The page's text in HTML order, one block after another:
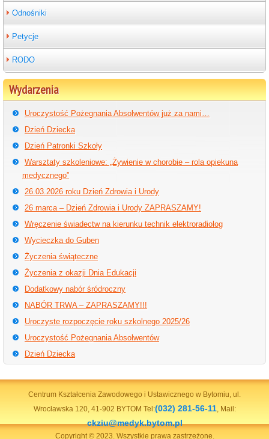
Odnośniki
Petycje
RODO
Wydarzenia
Uroczystość Pożegnania Absolwentów już za nami…
Dzień Dziecka
Dzień Patronki Szkoły
Warsztaty szkoleniowe: „Żywienie w chorobie – rola opiekuna
medycznego”
26.03.2026 roku Dzień Zdrowia i Urody
26 marca – Dzień Zdrowia i Urody ZAPRASZAMY!
Wręczenie świadectw na kierunku technik elektroradiolog
Wycieczka do Guben
Życzenia świąteczne
Życzenia z okazji Dnia Edukacji
Dodatkowy nabór śródroczny
NABÓR TRWA – ZAPRASZAMY!!!
Uroczyste rozpoczęcie roku szkolnego 2025/26
Uroczystość Pożegnania Absolwentów
Dzień Dziecka
Centrum Kształcenia Zawodowego i Ustawicznego w Bytomiu, ul.
Wrocławska 120, 41-902 BYTOM Tel:(032) 281-56-11, Mail:
ckziu@medyk.bytom.pl
Copyright © 2023. Wszystkie prawa zastrzeżone.